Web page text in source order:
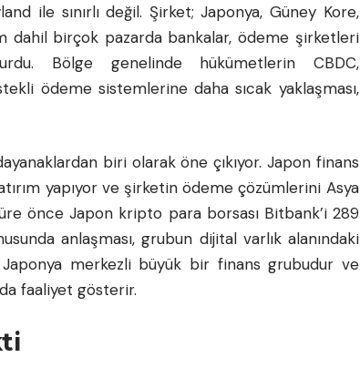
ile sınırlı değil. Şirket; Japonya, Güney Kore,
dahil birçok pazarda bankalar, ödeme şirketleri
Bölge genelinde hükümetlerin CBDC,
ödeme sistemlerine daha sıcak yaklaşması,
biri olarak öne çıkıyor. Japon finans
yapıyor ve şirketin ödeme çözümlerini Asya
önce Japon kripto para borsası Bitbank’i 289
anlaşması, grubun dijital varlık alanındaki
merkezli büyük bir finans grubudur ve
faaliyet gösterir.